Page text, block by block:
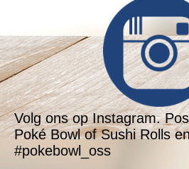
Volg ons op Instagram.
Poké Bowl of Sushi Rolls
#pokebowl_oss